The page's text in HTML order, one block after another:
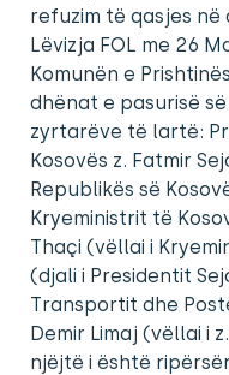
refuzim të qasjes
Lëvizja FOL me 26
Komunën e
dhënat e pasurisë
zyrtarëve të lartë:
Kosovës z. Fatmir
Republikës së
Kryeministrit të
Thaçi (vëllai i
(djali i Presidentit
Transportit dhe
Demir Limaj (vëllai i
njëjtë i është